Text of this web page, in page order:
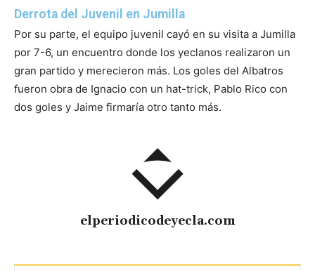
Derrota del Juvenil en Jumilla
Por su parte, el equipo juvenil cayó en su visita a Jumilla
por 7-6, un encuentro donde los yeclanos realizaron un
gran partido y merecieron más. Los goles del Albatros
fueron obra de Ignacio con un hat-trick, Pablo Rico con
dos goles y Jaime firmaría otro tanto más.
elperiodicodeyecla.com